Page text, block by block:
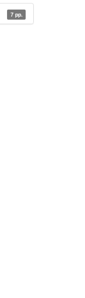
7 pp.